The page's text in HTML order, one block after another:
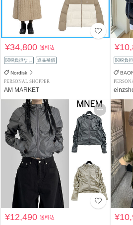
¥34,800送料込
関税負担なし 返品補償
Nordisk
PERSONAL SHOPPER
AM MARKET
関税負担
¥12,490送料込